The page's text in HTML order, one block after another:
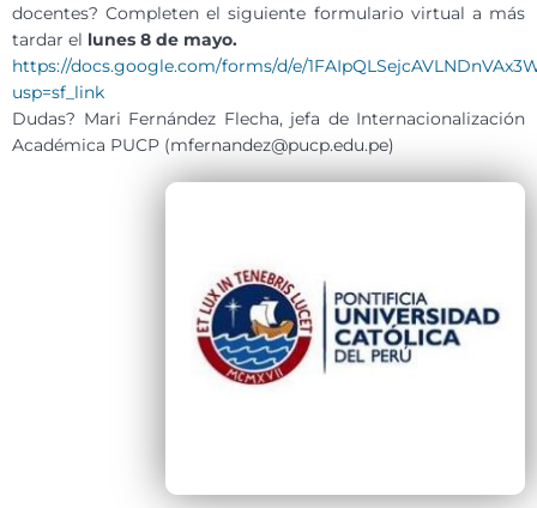
docentes? Completen el siguiente formulario virtual a más
tardar el lunes 8 de mayo.
https://docs.google.com/forms/d/e/
usp=sf_link
Dudas? Mari Fernández Flecha, jefa de Internacionalización
Académica PUCP (mfernandez@pucp.edu.pe)